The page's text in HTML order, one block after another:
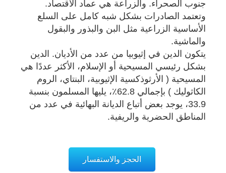
جنوب الصحراء. والزراعة هي عماد الاقتصاد.
وتعتمد الصادرات بشكل شبه كامل على السلع
الأساسية الزراعية مثل البن والبذور والبقول
والماشية.
يتكون الدين في إثيوبيا من عدد من الأديان. الدين
بشكل رئيسي المسيحية أو الإسلام، الأكثر عددًا هي
المسيحية ( الأرثوذكسية الإثيوبية، البنتاي، الروم
الكاثوليك ) بإجمالي 62.8٪، يليها المسلمون بنسبة
33.9، يوجد بعض أتباع الديانة البهائية في عدد من
المناطق الحضرية والريفية.
الحجز والاستفسار